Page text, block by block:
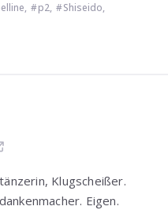
, p2, Shiseido,
Klugscheißer.
Eigen.